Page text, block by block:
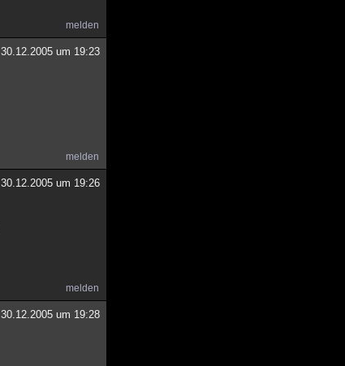
melden
30.12.2005 um 19:23
melden
30.12.2005 um 19:26
melden
30.12.2005 um 19:28